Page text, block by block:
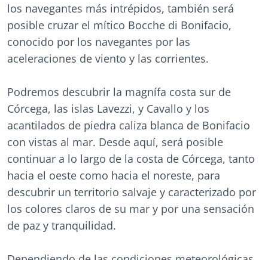
los navegantes más intrépidos, también será
posible cruzar el mítico Bocche di Bonifacio,
conocido por los navegantes por las
aceleraciones de viento y las corrientes.
Podremos descubrir la magnífa costa sur de
Córcega, las islas Lavezzi, y Cavallo y los
acantilados de piedra caliza blanca de Bonifacio
con vistas al mar. Desde aquí, será posible
continuar a lo largo de la costa de Córcega, tanto
hacia el oeste como hacia el noreste, para
descubrir un territorio salvaje y caracterizado por
los colores claros de su mar y por una sensación
de paz y tranquilidad.